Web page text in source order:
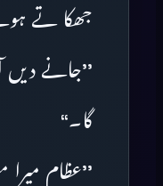
جھکا تے
’’جانے دیں
گا۔‘‘
’’عظام میرا